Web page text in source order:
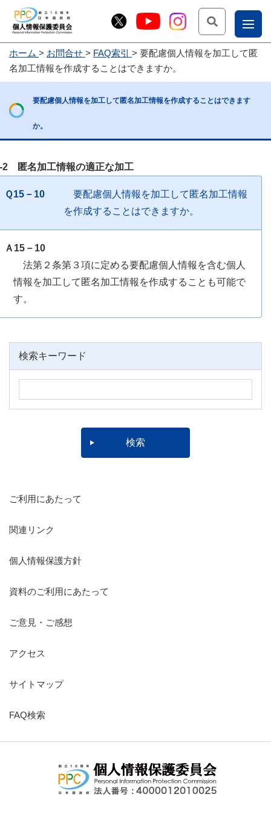
お
問
じょ
ー部
ホーム お問合せ FAQ索引
要配慮個人情報を加工して匿
名加工情報を作成することはできますか。
要配慮個人情報を加工して匿名加工情報を作成することはできます
か。
2 匿名加工情報の適正な加工
Ｑ15－10
要配慮個人情報を加工して匿名加工情報
を作成することはできますか。
Ａ15－10
法第２条第３項に定める要配慮個人情報を含む個人
情報を加工して匿名加工情報を作成することも可能で
す。
検索キーワード
ご利用にあたって
関連リンク
個人情報保護方針
資料のご利用にあたって
ご意見・ご感想
アクセス
サイトマップ
FAQ検索